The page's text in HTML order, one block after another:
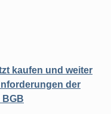
kaufen und weiter
der
BGB